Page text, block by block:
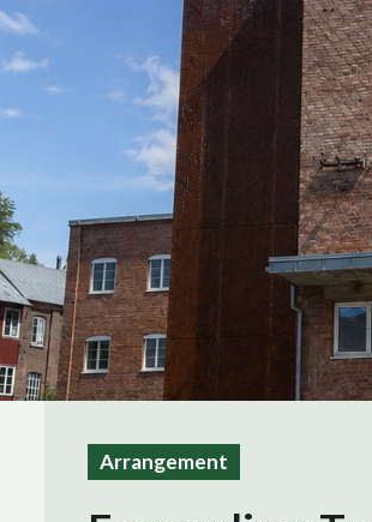
Arrangement